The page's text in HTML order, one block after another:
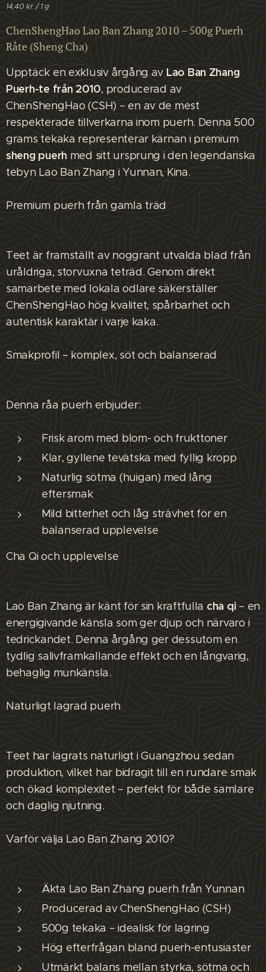
14,40 kr / 1 g
ChenShengHao Lao Ban Zhang 2010 – 500g Puerh
Råte (Sheng Cha)
Upptäck en exklusiv årgång av Lao Ban Zhang
Puerh-te från 2010, producerad av
ChenShengHao (CSH) – en av de mest
respekterade tillverkarna inom puerh. Denna 500
grams tekaka representerar kärnan i premium
sheng puerh med sitt ursprung i den legendariska
tebyn Lao Ban Zhang i Yunnan, Kina.
Premium puerh från gamla träd
Teet är framställt av noggrant utvalda blad från
uråldriga, storvuxna teträd. Genom direkt
samarbete med lokala odlare säkerställer
ChenShengHao hög kvalitet, spårbarhet och
autentisk karaktär i varje kaka.
Smakprofil – komplex, söt och balanserad
Denna råa puerh erbjuder:
Frisk arom med blom- och frukttoner
Klar, gyllene tevätska med fyllig kropp
Naturlig sötma (huigan) med lång
eftersmak
Mild bitterhet och låg strävhet för en
balanserad upplevelse
Cha Qi och upplevelse
Lao Ban Zhang är känt för sin kraftfulla cha qi– en
energigivande känsla som ger djup och närvaro i
tedrickandet. Denna årgång ger dessutom en
tydlig salivframkallande effekt och en långvarig,
behaglig munkänsla.
Naturligt lagrad puerh
Teet har lagrats naturligt i Guangzhou sedan
produktion, vilket har bidragit till en rundare smak
och ökad komplexitet – perfekt för både samlare
och daglig njutning.
Varför välja Lao Ban Zhang 2010?
Äkta Lao Ban Zhang puerh från Yunnan
Producerad av ChenShengHao (CSH)
500g tekaka – idealisk för lagring
Hög efterfrågan bland puerh-entusiaster
Utmärkt balans mellan styrka, sötma och